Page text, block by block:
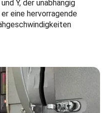
Y, der unabhängig
eine hervorragende